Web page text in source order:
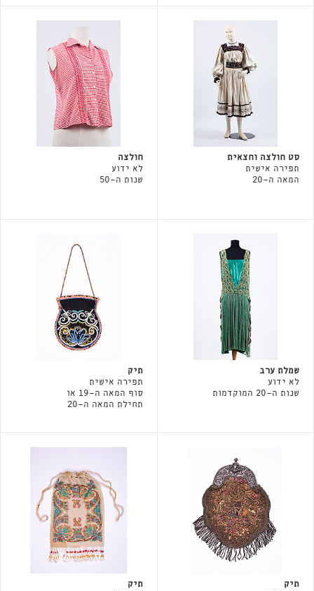
סט חולצה וחצאית
תפירה אישית
המאה ה-20
חולצה
לא ידוע
שנות ה-50
שמלת ערב
לא ידוע
שנות ה-20 המוקדמות
תיק
תפירה אישית
סוף המאה ה-19 או
תחילת המאה ה-20
תיק
תיק